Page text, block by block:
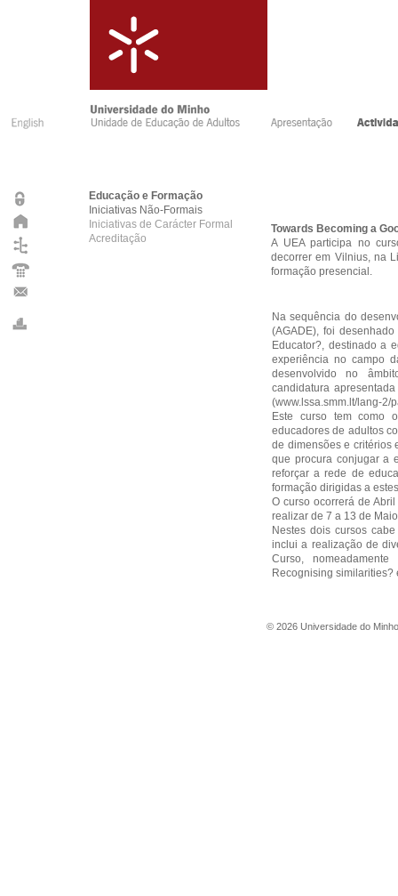
Educação e Formação
Iniciativas Não-Formais
Iniciativas de Carácter Formal
Acreditação
Towards Becoming a
A UEA participa no
decorrer em Vilnius, na
formação presencial.
Na sequência do
(AGADE), foi
Educator?, destinado a
experiência no campo
desenvolvido no
candidatura
(www.lssa.smm.lt/lang-2/
Este curso tem como
educadores de adultos
de dimensões e critérios
que procura conjugar a
reforçar a rede de
formação dirigidas a
O curso ocorrerá de
realizar de 7 a 13 de
Nestes dois cursos
inclui a realização de
Curso,
Recognising similarities?
© 2026 Universidade do